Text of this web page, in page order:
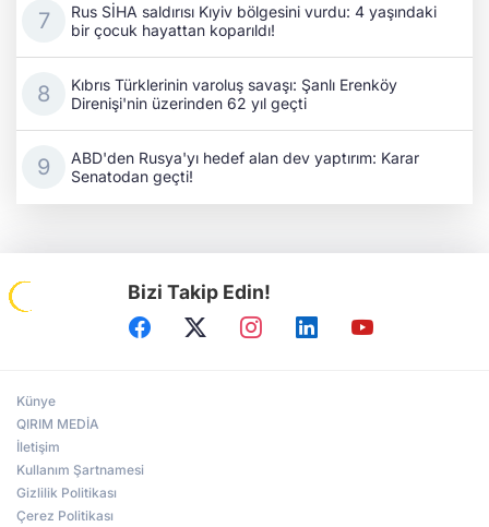
Rus SİHA saldırısı Kıyiv bölgesini vurdu: 4 yaşındaki
bir çocuk hayattan koparıldı!
Kıbrıs Türklerinin varoluş savaşı: Şanlı Erenköy
Direnişi'nin üzerinden 62 yıl geçti
ABD'den Rusya'yı hedef alan dev yaptırım: Karar
Senatodan geçti!
Bizi Takip Edin!
Künye
QIRIM MEDİA
İletişim
Kullanım Şartnamesi
Gizlilik Politikası
Çerez Politikası